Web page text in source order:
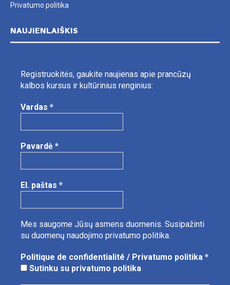
Privatumo politika
NAUJIENLAIŠKIS
Registruokitės, gaukite naujienas apie prancūzų
kalbos kursus ir kultūrinius renginius:
Vardas *
Pavardė *
El. paštas *
Mes saugome Jūsų asmens duomenis. Susipažinti
su duomenų naudojimo privatumo politika.
Politique de confidentialité / Privatumo politika *
Sutinku su privatumo politika